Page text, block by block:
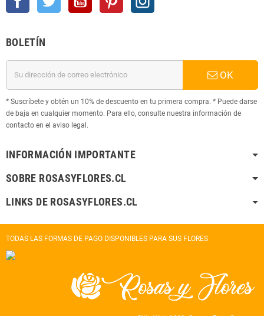
BOLETÍN
OK
* Suscríbete y obtén un 10% de descuento en tu primera compra. * Puede darse
de baja en cualquier momento. Para ello, consulte nuestra información de
contacto en el aviso legal.
INFORMACIÓN IMPORTANTE
SOBRE ROSASYFLORES.CL
LINKS DE ROSASYFLORES.CL
TODAS LAS FORMAS DE PAGO DISPONIBLES PARA SUS FLORES